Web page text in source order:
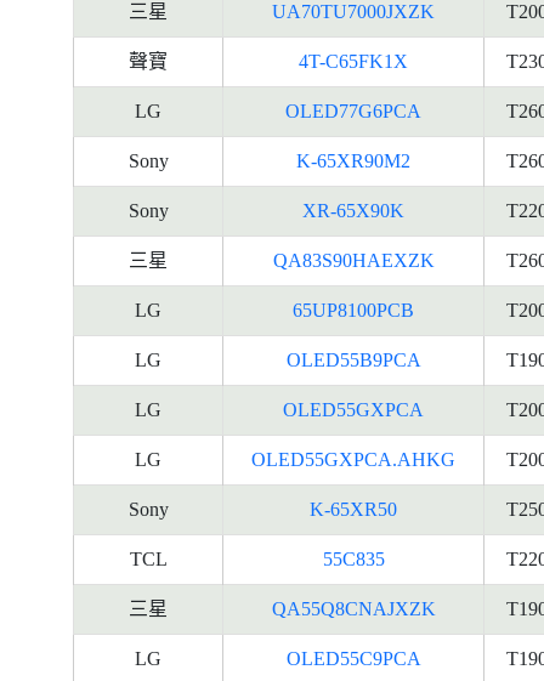
三星 UA70TU7000JXZK
聲寶 4T-C65FK1X
LG OLED77G6PCA
Sony K-65XR90M2
Sony XR-65X90K
三星 QA83S90HAEXZK
LG 65UP8100PCB
LG OLED55B9PCA
LG OLED55GXPCA
LG OLED55GXPCA.AHKG
Sony K-65XR50
TCL 55C835
三星 QA55Q8CNAJXZK
LG OLED55C9PCA